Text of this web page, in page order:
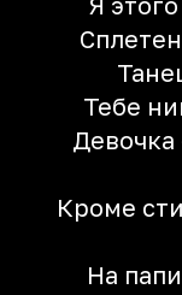
Тебе
Кроме
На